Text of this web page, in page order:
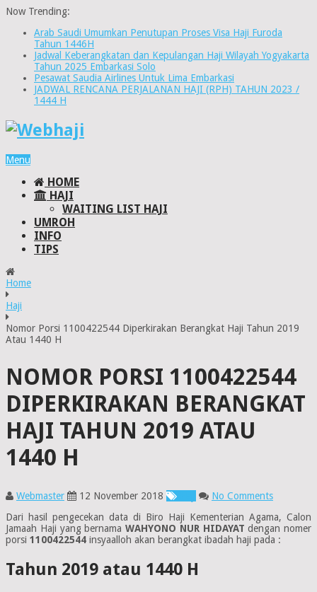
Now Trending:
Arab Saudi Umumkan Penutupan Proses Visa Haji Furoda
Tahun 1446H
Jadwal Keberangkatan dan Kepulangan Haji Wilayah Yogyakarta
Tahun 2025 Embarkasi Solo
Pesawat Saudia Airlines Untuk Lima Embarkasi
JADWAL RENCANA PERJALANAN HAJI (RPH) TAHUN 2023 /
1444 H
Menu
HOME
HAJI
WAITING LIST HAJI
UMROH
INFO
TIPS
Home
Haji
Nomor Porsi 1100422544 Diperkirakan Berangkat Haji Tahun 2019
Atau 1440 H
NOMOR PORSI 1100422544
DIPERKIRAKAN BERANGKAT
HAJI TAHUN 2019 ATAU
1440 H
Webmaster 12 November 2018
No Comments
Dari hasil pengecekan data di Biro Haji Kementerian Agama, Calon
Jamaah Haji yang bernama WAHYONO NUR HIDAYAT dengan nomer
porsi 1100422544 insyaalloh akan berangkat ibadah haji pada :
Tahun 2019 atau 1440 H